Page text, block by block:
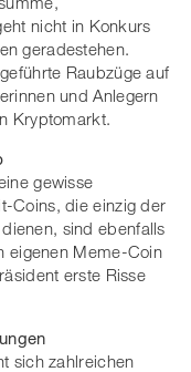
nicht in Konkurs
geradestehen.
Raubzüge auf
und Anlegern
Kryptomarkt.
gewisse
Coins, die einzig der
sind ebenfalls
eigenen Meme-Coin
erste Risse
sich zahlreichen